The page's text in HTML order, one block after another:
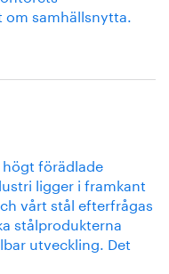
samhällsnytta.
förädlade
ligger i framkant
vårt stål efterfrågas
stålprodukterna
utveckling. Det